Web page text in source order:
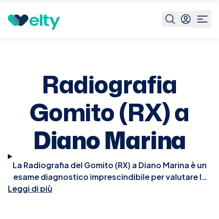
Prenota visita Diano Marina
Radiografia
Gomito (RX) a
Diano Marina
La Radiografia del Gomito (RX) a Diano Marina è un
esame diagnostico imprescindibile per valutare le
condizioni delle strutture ossee del gomito in caso
Leggi di più